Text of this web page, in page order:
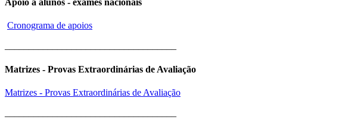
Apoio a alunos - exames nacionais
Cronograma de apoios
Matrizes - Provas Extraordinárias de Avaliação
Matrizes - Provas Extraordinárias de Avaliação